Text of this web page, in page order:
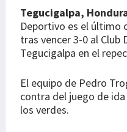
Tegucigalpa,
Deportivo es el último
tras vencer 3-0 al
Tegucigalpa en el
El equipo de Pedro
contra del juego de
los verdes.